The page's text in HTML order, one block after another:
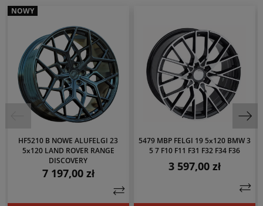
NOWY
HF5210 B NOWE ALUFELGI 23
5x120 LAND ROVER RANGE
DISCOVERY
Cena
7 197,00 zł
5479 MBP FELGI 19 5x120 BMW 3
5 7 F10 F11 F31 F32 F34 F36
Cena
3 597,00 zł